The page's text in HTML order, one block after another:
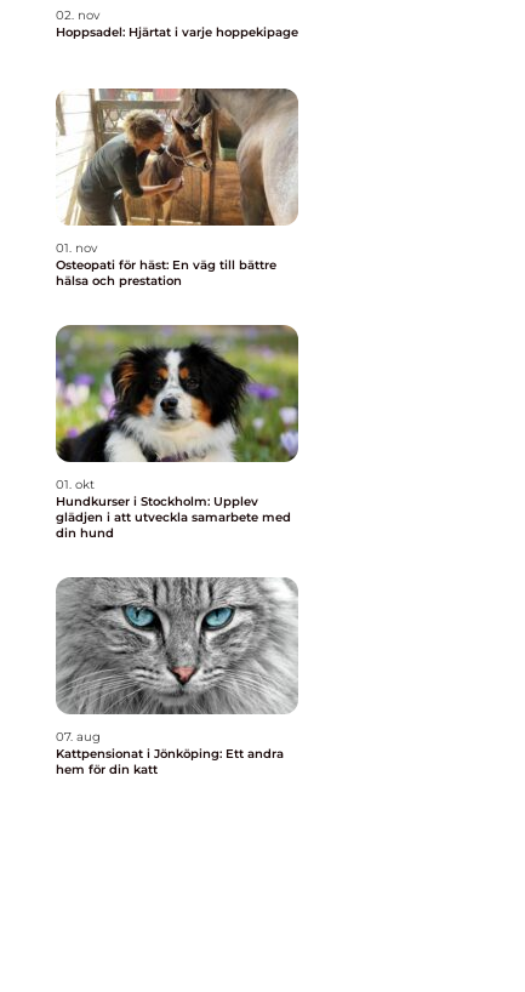
02. nov
Hoppsadel: Hjärtat i varje hoppekipage
01. nov
Osteopati för häst: En väg till bättre
hälsa och prestation
01. okt
Hundkurser i Stockholm: Upplev
glädjen i att utveckla samarbete med
din hund
07. aug
Kattpensionat i Jönköping: Ett andra
hem för din katt